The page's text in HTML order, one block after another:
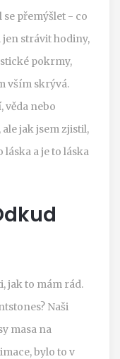
se přemýšlet - co
jen strávit hodiny,
pokrmy,
vším skrývá.
věda nebo
jak jsem zjistil,
láska a je to láska
jak to mám rád.
Naši
masa na
bylo to v